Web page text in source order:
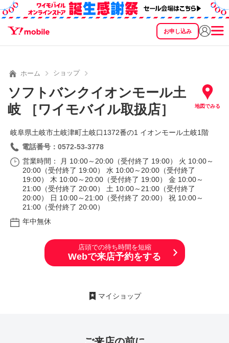
お申し込み
SEARCH
ホーム ショップ
ソフトバンクイオンモール土
岐 ［ワイモバイル取扱店］
地図でみる
岐阜県土岐市土岐津町土岐口1372番の1 イオンモール土岐1階
電話番号：0572-53-3778
営業時間： 月 10:00～20:00（受付終了 19:00） 火 10:00～
20:00（受付終了 19:00） 水 10:00～20:00（受付終了
19:00） 木 10:00～20:00（受付終了 19:00） 金 10:00～
21:00（受付終了 20:00） 土 10:00～21:00（受付終了
20:00） 日 10:00～21:00（受付終了 20:00） 祝 10:00～
21:00（受付終了 20:00）
年中無休
店頭での待ち時間を短縮
Webで来店予約をする
マイショップ